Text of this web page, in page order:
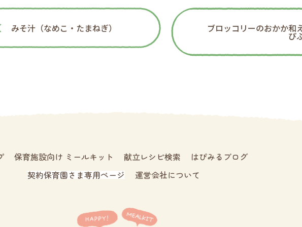
みそ汁（なめこ・たまねぎ） ブロッコリーのおかか和
ぴ
保育施設向け ミールキット 献立レシピ検索
はぴみるブログ
契約保育園さま専用ページ
運営会社について